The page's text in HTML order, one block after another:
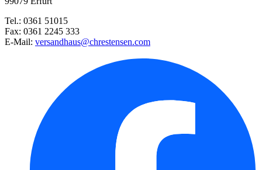
Mini-Pflaumentomate Umamini, F ...
Hornveilchen Tiger Eye Red, F1 ...
Knospenheide Gardengirls® Dess ...
Erdbeerbäumchen (immertragend) ...
Tel.: 0361 51015
Fax: 0361 2245 333
E-Mail: versandhaus@chrestensen.com